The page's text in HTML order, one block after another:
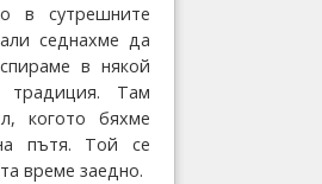
в сутрешните
седнахме да
в някой
Там
когото бяхме
пътя. Той се
време заедно.